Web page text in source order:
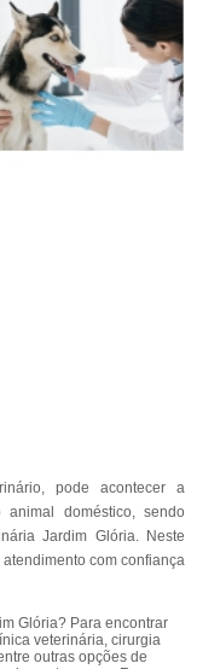
pode acontecer a
doméstico, sendo
Jardim Glória. Neste
com confiança
Glória? Para encontrar
veterinária, cirurgia
outras opções de